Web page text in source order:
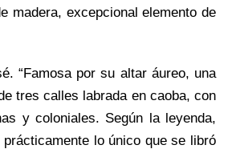
madera, excepcional elemento de
“Famosa por su altar áureo, una
tres calles labrada en caoba, con
y coloniales. Según la leyenda,
lo único que se libró